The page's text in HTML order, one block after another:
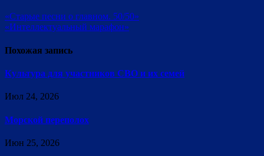
«Старые песни о главном. 50/50»
«Интеллектуальный марафон»
Похожая запись
Культура для участников СВО и их семей
Июл 24, 2026
Морской переполох
Июн 25, 2026